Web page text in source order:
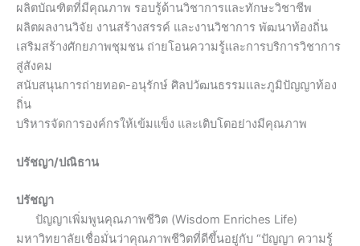
ผลิตบัณฑิตที่มีคุณภาพ รอบรู้ด้านวิชาการและทักษะวิชาชีพ
ผลิตผลงานวิจัย งานสร้างสรรค์ และงานวิชาการ พัฒนาท้องถิ่น
เสริมสร้างศักยภาพชุมชน ถ่ายโอนความรู้และการบริการวิชาการ
สู่สังคม
สนับสนุนการถ่ายทอด-อนุรักษ์ ศิลปวัฒนธรรมและภูมิปัญญาท้อง
ถิ่น
บริหารจัดการองค์กรให้เข้มแข็ง และเติบโตอย่างมีคุณภาพ
ปรัชญา/ปณิธาน
ปรัชญา
ปัญญาเพิ่มพูนคุณภาพชีวิต (Wisdom Enriches Life)
มหาวิทยาลัยเชื่อมั่นว่าคุณภาพชีวิตที่ดีขึ้นอยู่กับ “ปัญญา ความรู้